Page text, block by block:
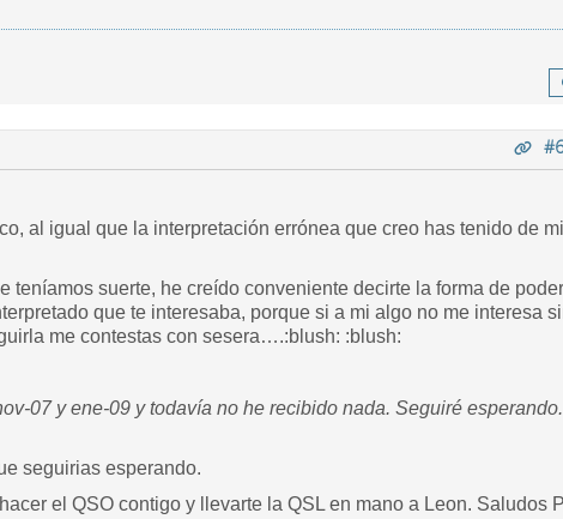
al igual que la interpretación errónea que creo has tenido de
teníamos suerte, he creído conveniente decirte la forma de
que te interesaba, porque si a mi algo no me interesa
me contestas con sesera….:blush: :blush:
07 y ene-09 y todavía no he recibido nada. Seguiré esperando.
seguirias esperando.
el QSO contigo y llevarte la QSL en mano a Leon. Saludos